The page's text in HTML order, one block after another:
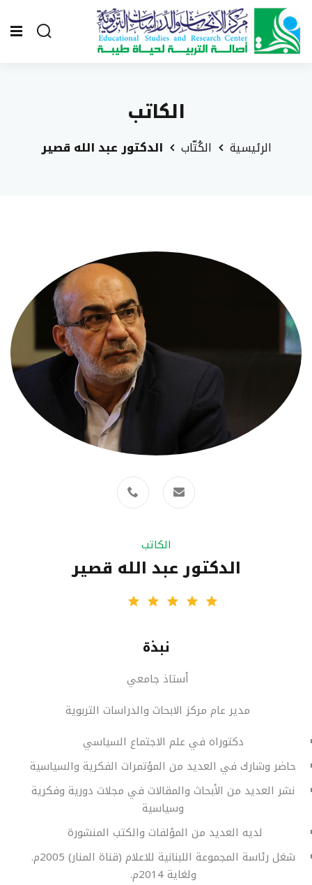
الكاتب
الرئيسية الكُتّاب الدكتور عبد الله قصير
الكاتب
الدكتور عبد الله قصير
نبذة
أستاذ جامعي
مدير عام مركز الابحاث والدراسات التربوية
دكتوراه في علم الاجتماع السياسي
حاضر وشارك في العديد من المؤتمرات الفكرية والسياسية
نشر العديد من الأبحاث والمقالات في مجلات دورية وفكرية
وسياسية
لديه العديد من المؤلفات والكتب المنشورة
شغل رئاسة المجموعة اللبنانية للاعلام (قناة المنار) 2005م.
ولغاية 2014م.